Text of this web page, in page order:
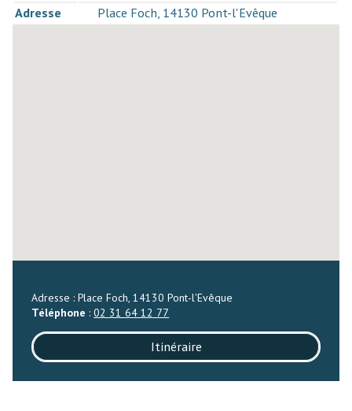
Adresse
Place Foch, 14130 Pont-l'Evêque
Adresse : Place Foch, 14130 Pont-l'Evêque
Téléphone :02 31 64 12 77
Itinéraire